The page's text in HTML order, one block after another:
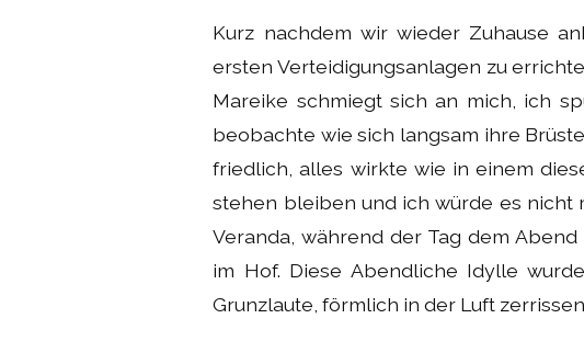
Kurz nachdem wir wieder Zuhause
ersten Verteidigungsanlagen zu
Mareike schmiegt sich an mich, ich
beobachte wie sich langsam ihre
friedlich, alles wirkte wie in einem
stehen bleiben und ich würde es nicht
Veranda, während der Tag dem
im Hof. Diese Abendliche Idylle
Grunzlaute, förmlich in der Luft